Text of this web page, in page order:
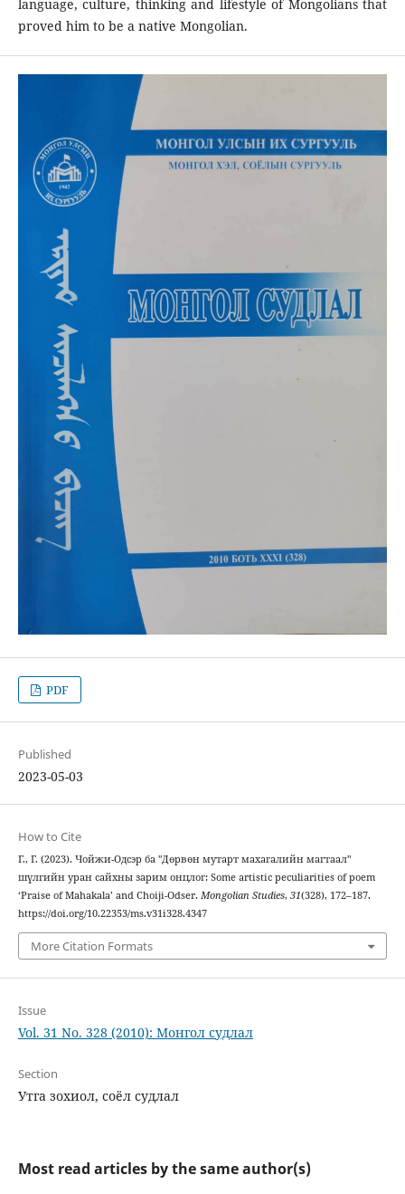
language, culture, thinking and lifestyle of Mongolians that
proved him to be a native Mongolian.
PDF
Published
2023-05-03
How to Cite
Г., Г. (2023). Чойжи-Одсэр ба "Дөрвөн мутарт махагалийн магтаал"
шүлгийн уран сайхны зарим онцлог: Some artistic peculiarities of poem
‘Praise of Mahakala’ and Choiji-Odser. Mongolian Studies, 31(328), 172–187.
https://doi.org/10.22353/ms.v31i328.4347
More Citation Formats
Issue
Vol. 31 No. 328 (2010): Монгол судлал
Section
Утга зохиол, соёл судлал
Most read articles by the same author(s)